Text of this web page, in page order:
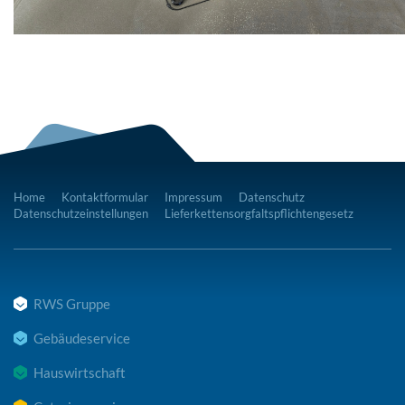
Home Kontaktformular Impressum
Datenschutz
Datenschutzeinstellungen
Lieferkettensorgfaltspflichtengesetz
RWS Gruppe
Gebäudeservice
Hauswirtschaft